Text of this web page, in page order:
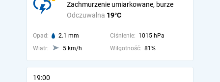
Odczuwalna 19°C
Zachmurzenie umiarkowane, burze
Opad: 2.1 mm Ciśnienie: 1015 hPa
Wiatr:
5 km/h Wilgotność: 81%
19:00